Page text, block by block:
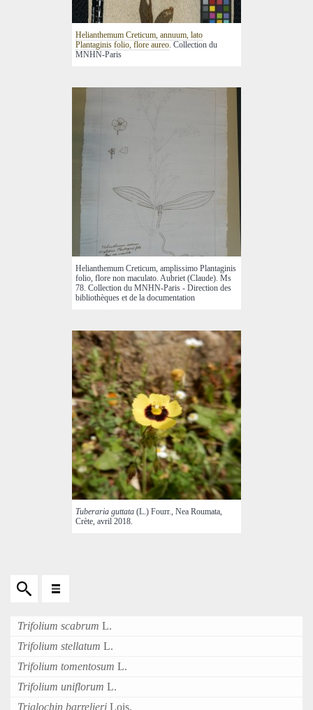
Helianthemum Creticum, annuum, lato
Plantaginis folio, flore aureo. Collection du
MNHN-Paris
Helianthemum Creticum, amplissimo Plantaginis
folio, flore non maculato. Aubriet (Claude). Ms
78. Collection du MNHN-Paris - Direction des
bibliothèques et de la documentation
Tuberaria guttata (L.) Fourr., Nea Roumata,
Crète, avril 2018.
Trifolium scabrum L.
Trifolium stellatum L.
Trifolium tomentosum L.
Trifolium uniflorum L.
Triglochin barrelieri Lois.